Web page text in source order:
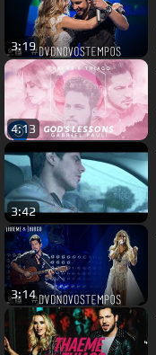
3:19
4:13
3:42
3:14